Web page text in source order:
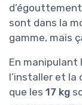
sont dans la
gamme, mais
En manipulant
l’installer et la
que les 17 kg